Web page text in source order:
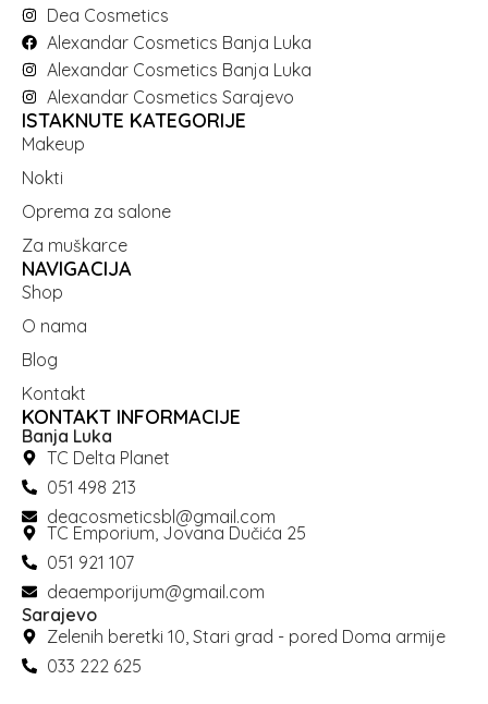
Dea Cosmetics
Alexandar Cosmetics Banja Luka
Alexandar Cosmetics Banja Luka
Alexandar Cosmetics Sarajevo
ISTAKNUTE KATEGORIJE
Makeup
Nokti
Oprema za salone
Za muškarce
NAVIGACIJA
Shop
O nama
Blog
Kontakt
KONTAKT INFORMACIJE
Banja Luka
TC Delta Planet
051 498 213
deacosmeticsbl@gmail.com
TC Emporium, Jovana Dučića 25
051 921 107
deaemporijum@gmail.com
Sarajevo
Zelenih beretki 10, Stari grad - pored Doma armije
033 222 625